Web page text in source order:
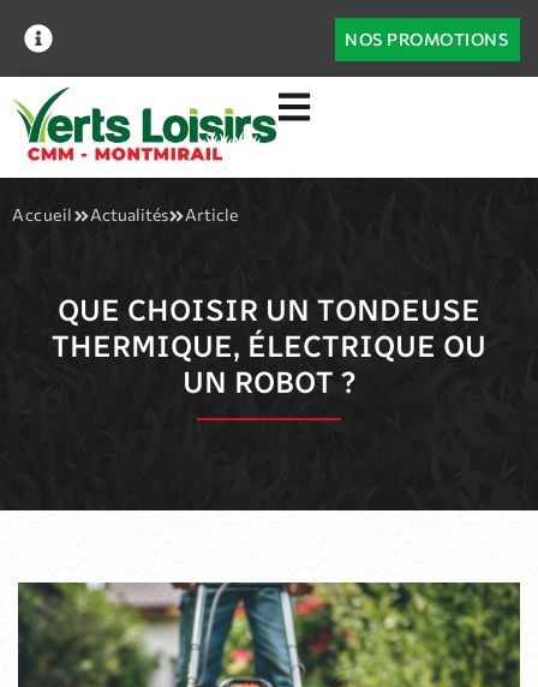
NOS PROMOTIONS
Accueil Actualités Article
QUE CHOISIR UN TONDEUSE
THERMIQUE, ÉLECTRIQUE OU
UN ROBOT ?